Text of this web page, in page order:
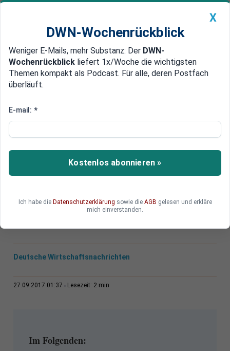
Newsticker MEIN DWN: Geldanlage Premium
Edelmetalle DWN-Magazin China
Teure Visionen
Frankreich: Macron fordert neue
EU-Steuer für den Umbau
Europas
Frankreichs Präsident Macron will die EU weiter
ist nicht klar, wer Macrons Visionen am Ende
Deutsche Wirtschaftsnachrichten
27.09.2017 01:37 Lesezeit: 2 min
Im Folgenden:
X
DWN-Wochenrückblick
Weniger E-Mails, mehr Substanz: Der DWN-
Wochenrückblick liefert 1x/Woche die wichtigsten
Themen kompakt als Podcast. Für alle, deren Postfach
überläuft.
E-mail: *
Kostenlos abonnieren »
Ich habe die Datenschutzerklärung sowie die AGB gelesen und erkläre
mich einverstanden.